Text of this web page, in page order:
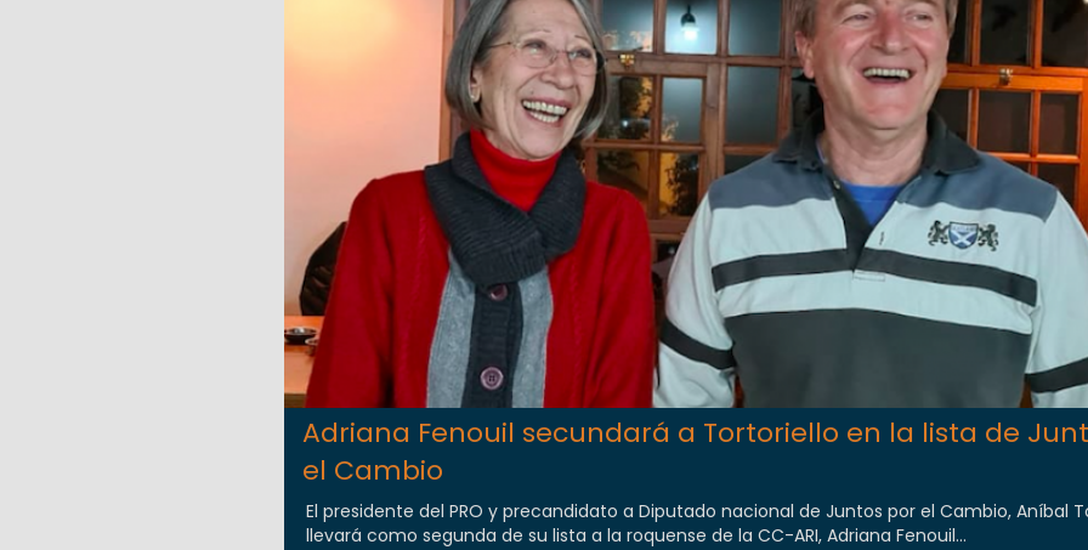
Adriana Fenouil secundará a Tortoriello en la lista de
el Cambio
El presidente del PRO y precandidato a Diputado nacional de Juntos por el Cambio, Aníbal
llevará como segunda de su lista a la roquense de la CC-ARI, Adriana Fenouil...